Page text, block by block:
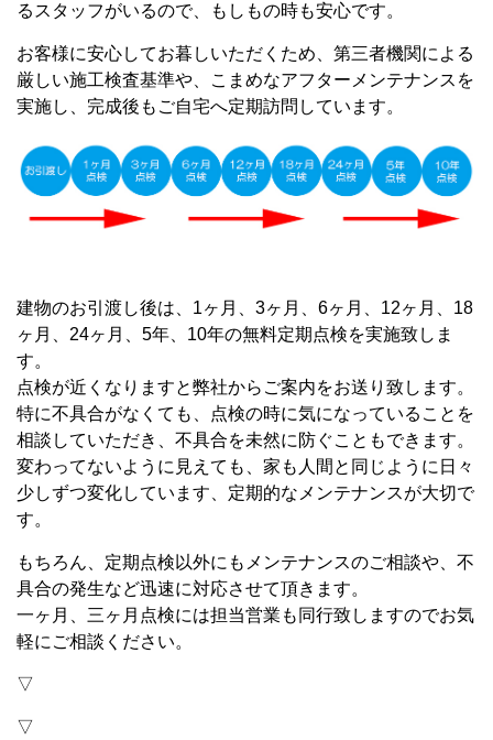
るスタッフがいるので、もしもの時も安心です。
お客様に安心してお暮しいただくため、第三者機関による
厳しい施工検査基準や、こまめなアフターメンテナンスを
実施し、完成後もご自宅へ定期訪問しています。
建物のお引渡し後は、1ヶ月、3ヶ月、6ヶ月、12ヶ月、18
ヶ月、24ヶ月、5年、10年の無料定期点検を実施致しま
す。
点検が近くなりますと弊社からご案内をお送り致します。
特に不具合がなくても、点検の時に気になっていることを
相談していただき、不具合を未然に防ぐこともできます。
変わってないように見えても、家も人間と同じように日々
少しずつ変化しています、定期的なメンテナンスが大切で
す。
もちろん、定期点検以外にもメンテナンスのご相談や、不
具合の発生など迅速に対応させて頂きます。
一ヶ月、三ヶ月点検には担当営業も同行致しますのでお気
軽にご相談ください。
▽
▽